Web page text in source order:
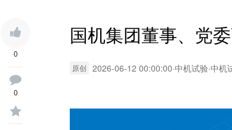
0
0
国机集团董事、党
原创 2026-06-12 00:00:00·中机试验·中机